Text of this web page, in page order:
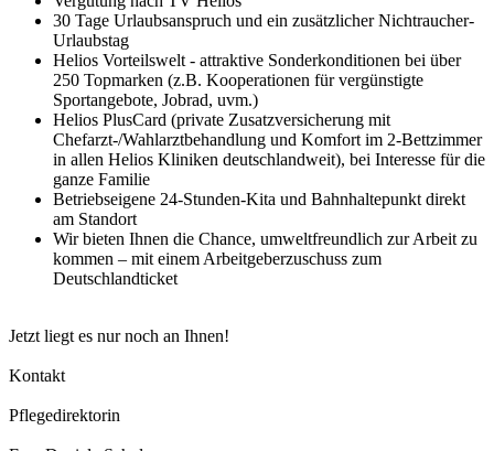
30 Tage Urlaubsanspruch und ein zusätzlicher Nichtraucher-
Urlaubstag
Helios Vorteilswelt - attraktive Sonderkonditionen bei über
250 Topmarken (z.B. Kooperationen für vergünstigte
Sportangebote, Jobrad, uvm.)
Helios PlusCard (private Zusatzversicherung mit
Chefarzt-/Wahlarztbehandlung und Komfort im 2-Bettzimmer
in allen Helios Kliniken deutschlandweit), bei Interesse für die
ganze Familie
Betriebseigene 24-Stunden-Kita und Bahnhaltepunkt direkt
am Standort
Wir bieten Ihnen die Chance, umweltfreundlich zur Arbeit zu
kommen – mit einem Arbeitgeberzuschuss zum
Deutschlandticket
Jetzt liegt es nur noch an Ihnen!
Kontakt
Pflegedirektorin